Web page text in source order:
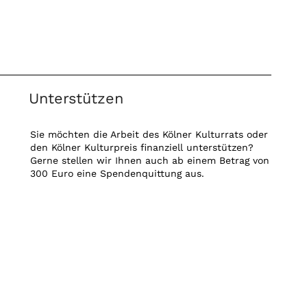
Unterstützen
Sie möchten die Arbeit des Kölner Kulturrats oder
den Kölner Kulturpreis finanziell unterstützen?
Gerne stellen wir Ihnen auch ab einem Betrag von
300 Euro eine Spendenquittung aus.